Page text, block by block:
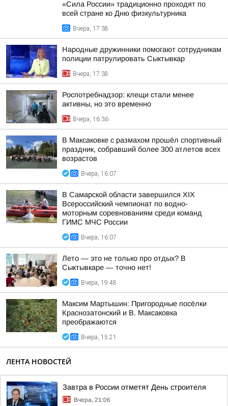
«Сила России» традиционно проходят по
всей стране ко Дню физкультурника
Вчера, 17:38
Народные дружинники помогают сотрудникам
полиции патрулировать Сыктывкар
Вчера, 17:38
Роспотребнадзор: клещи стали менее
активны, но это временно
Вчера, 16:36
В Максаковке с размахом прошёл спортивный
праздник, собравший более 300 атлетов всех
возрастов
Вчера, 16:07
В Самарской области завершился XIХ
Всероссийский чемпионат по водно-
моторным соревнованиям среди команд
ГИМС МЧС России
Вчера, 16:07
Лето — это не только про отдых? В
Сыктывкаре — точно нет!
Вчера, 19:48
Максим Мартышин: Пригородные посёлки
Краснозатонский и В. Максаковка
преображаются
Вчера, 15:21
ЛЕНТА НОВОСТЕЙ
Завтра в России отметят День строителя
Вчера, 21:06